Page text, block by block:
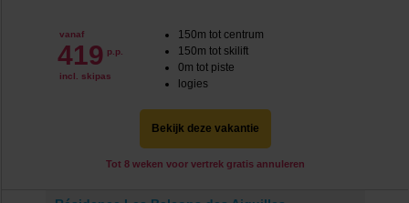
vanaf
419 p.p.
incl. skipas
150m tot centrum
150m tot skilift
0m tot piste
logies
Bekijk deze vakantie
Tot 8 weken voor vertrek gratis annuleren